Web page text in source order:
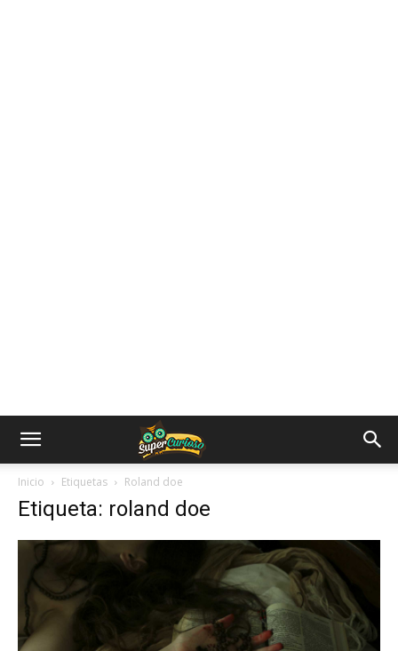
Inicio Etiquetas Roland doe
Etiqueta: roland doe